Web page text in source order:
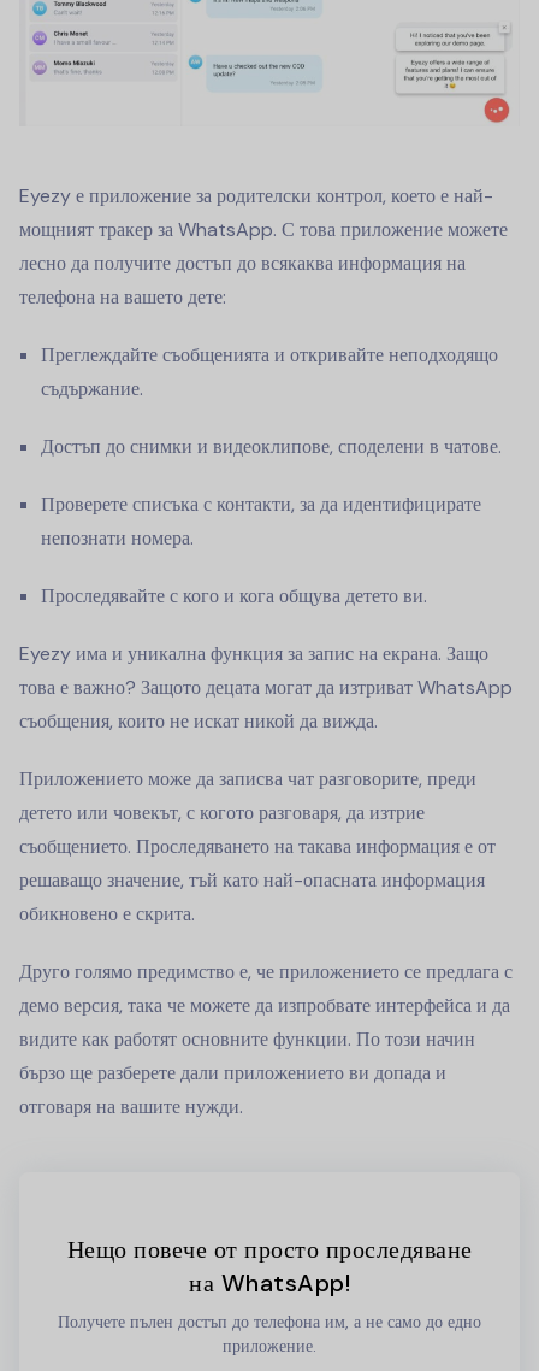
Eyezy е приложение за родителски контрол, което е най-
мощният тракер за WhatsApp. С това приложение можете
лесно да получите достъп до всякаква информация на
телефона на вашето дете:
Преглеждайте съобщенията и откривайте неподходящо
съдържание.
Достъп до снимки и видеоклипове, споделени в чатове.
Проверете списъка с контакти, за да идентифицирате
непознати номера.
Проследявайте с кого и кога общува детето ви.
Eyezy има и уникална функция за запис на екрана. Защо
това е важно? Защото децата могат да изтриват WhatsApp
съобщения, които не искат никой да вижда.
Приложението може да записва чат разговорите, преди
детето или човекът, с когото разговаря, да изтрие
съобщението. Проследяването на такава информация е от
решаващо значение, тъй като най-опасната информация
обикновено е скрита.
Друго голямо предимство е, че приложението се предлага с
демо версия, така че можете да изпробвате интерфейса и да
видите как работят основните функции. По този начин
бързо ще разберете дали приложението ви допада и
отговаря на вашите нужди.
Нещо повече от просто проследяване
на WhatsApp!
Получете пълен достъп до телефона им, а не само до едно
приложение.